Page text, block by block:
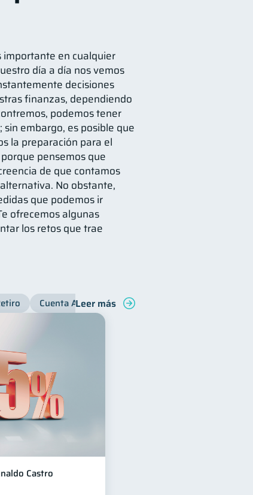
en cualquier
día a día nos vemos
decisiones
finanzas, dependiendo
podemos tener
embargo, es posible que
la preparación para el
pensemos que
de que contamos
No obstante,
que podemos ir
ofrecemos algunas
los retos que trae
Cuenta Abandonada
Leer más
Castro